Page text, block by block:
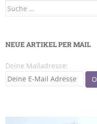
Suche
NEUE ARTIKEL PER MAIL
Deine Mailadresse: